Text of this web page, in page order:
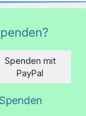
Spenden mit
PayPal